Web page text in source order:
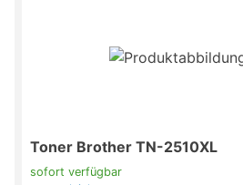
Toner Brother TN-2510XL
sofort verfügbar